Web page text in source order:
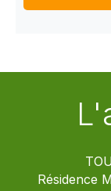
Résidence